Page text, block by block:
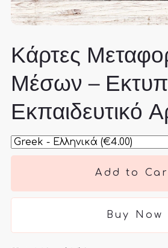
Κάρτες
Μέσων –
Εκπαιδευτικό
Add to
Buy Now